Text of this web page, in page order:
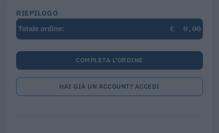
RIEPILOGO
Totale ordine:
€ 0,00
COMPLETA L'ORDINE
HAI GIÀ UN ACCOUNT? ACCEDI